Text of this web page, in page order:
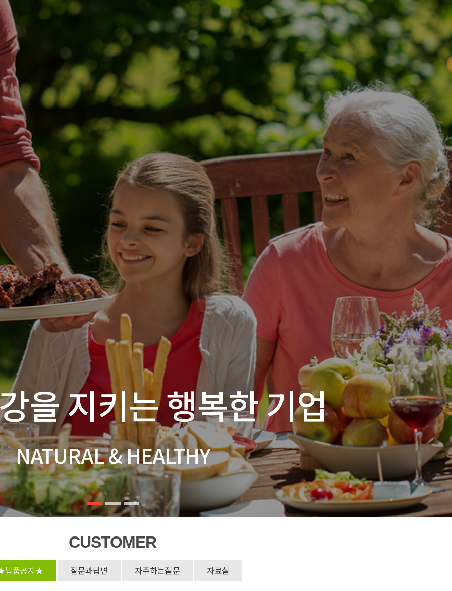
뢰로 함께 성장하는 기업
CUSTOMER
품공지★ 질문과답변 자주하는질문 자료실